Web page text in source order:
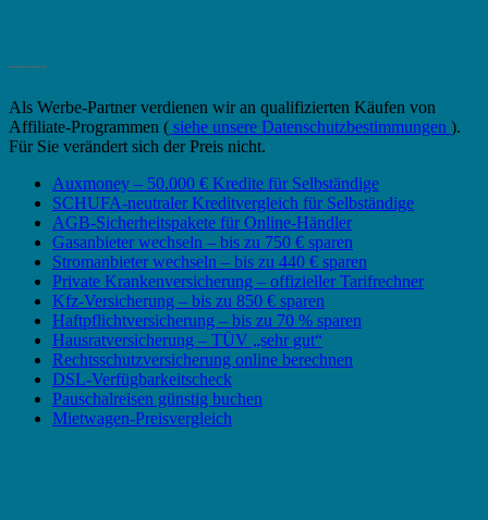
Als Werbe-Partner verdienen wir an qualifizierten Käufen von
Affiliate-Programmen ( siehe unsere Datenschutzbestimmungen ).
Für Sie verändert sich der Preis nicht.
Auxmoney – 50.000 € Kredite für Selbständige
SCHUFA-neutraler Kreditvergleich für Selbständige
AGB-Sicherheitspakete für Online-Händler
Gasanbieter wechseln – bis zu 750 € sparen
Stromanbieter wechseln – bis zu 440 € sparen
Private Krankenversicherung – offizieller Tarifrechner
Kfz-Versicherung – bis zu 850 € sparen
Haftpflichtversicherung – bis zu 70 % sparen
Hausratversicherung – TÜV „sehr gut“
Rechtsschutzversicherung online berechnen
DSL-Verfügbarkeitscheck
Pauschalreisen günstig buchen
Mietwagen-Preisvergleich